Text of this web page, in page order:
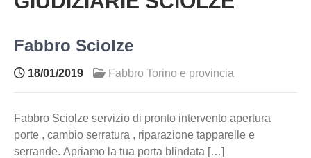
Fabbro Sciolze
18/01/2019 Fabbro Torino e provincia
Fabbro Sciolze servizio di pronto intervento apertura
porte , cambio serratura , riparazione tapparelle e
serrande. Apriamo la tua porta blindata […]